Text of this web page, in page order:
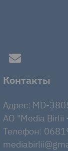
Контакты
Адрес: MD-
AO "Media Birlii
Телефон: